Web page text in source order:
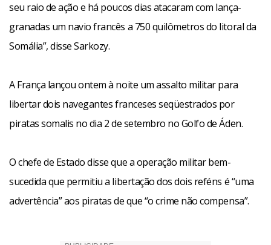
seu raio de ação e há poucos dias atacaram com lança-
granadas um navio francês a 750 quilômetros do litoral da
Somália”, disse Sarkozy.
A França lançou ontem à noite um assalto militar para
libertar dois navegantes franceses seqüestrados por
piratas somalis no dia 2 de setembro no Golfo de Áden.
O chefe de Estado disse que a operação militar bem-
sucedida que permitiu a libertação dos dois reféns é “uma
advertência” aos piratas de que “o crime não compensa”.